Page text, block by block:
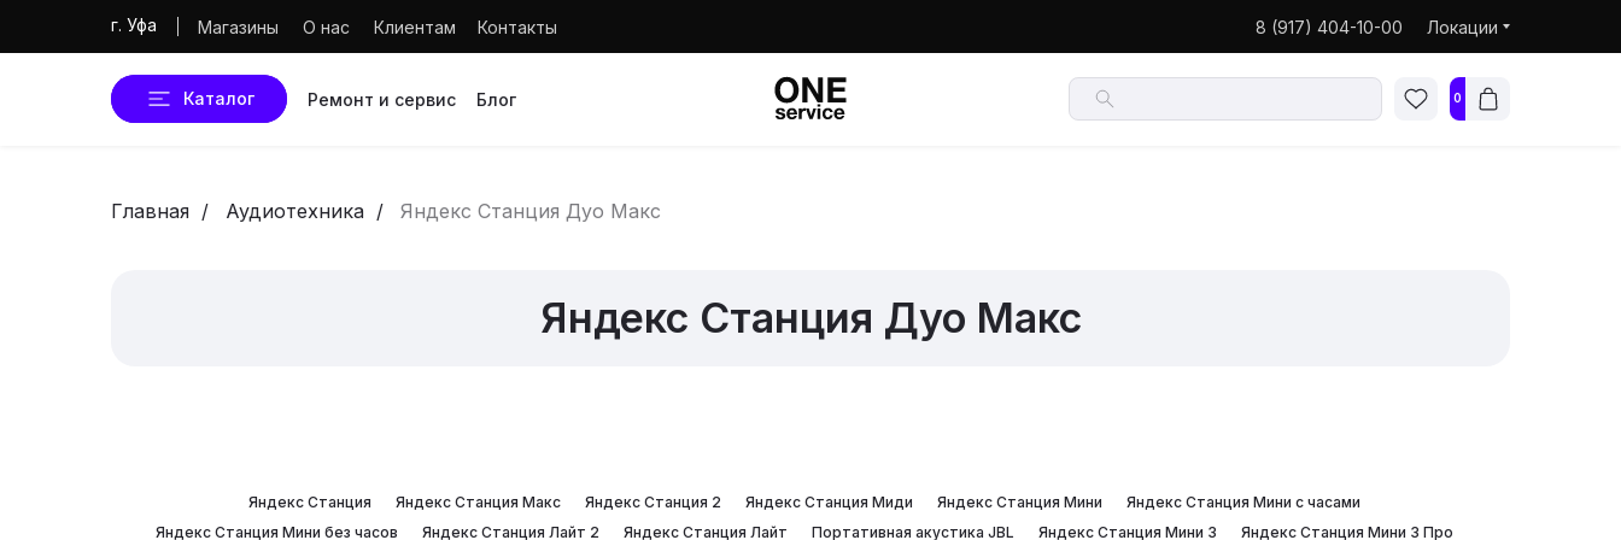
0
г. Уфа Магазины О нас Клиентам Контакты 8 (917) 404-10-00 Локации
Каталог Ремонт и сервис Блог
Главная / Аудиотехника / Яндекс Станция Дуо Макс
Яндекс Станция Дуо Макс
Яндекс Станция Яндекс Станция Макс Яндекс Станция 2 Яндекс Станция Миди Яндекс Станция Мини
Яндекс Станция Мини с часами
Яндекс Станция Мини без часов
Яндекс Станция Лайт 2 Яндекс Станция Лайт Портативная акустика JBL Яндекс Станция Мини 3 Яндекс Станция Мини 3 Про